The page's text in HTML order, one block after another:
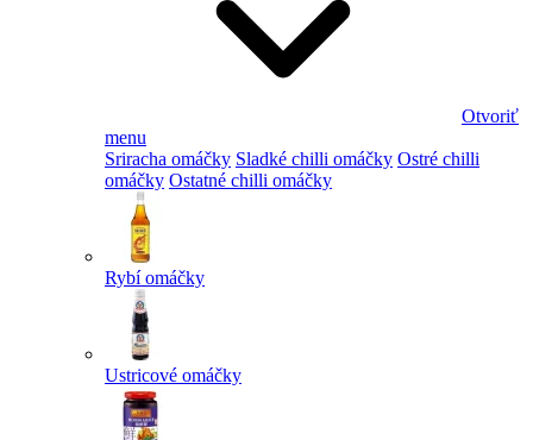
Otvoriť
menu
Sriracha omáčky Sladké chilli omáčky Ostré chilli
omáčky Ostatné chilli omáčky
Rybí omáčky
Ustricové omáčky